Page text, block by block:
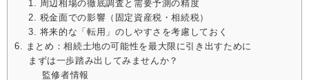
1. 周辺相場の徹底調査と需要予測の精度
2. 税金面での影響（固定資産税・相続税）
3. 将来的な「転用」のしやすさを考慮しておく
6. まとめ：相続土地の可能性を最大限に引き出すために
まずは一歩踏み出してみませんか？
監修者情報